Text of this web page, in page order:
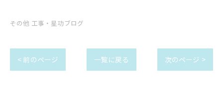
その他 工事・星功ブログ
< 前のページ 一覧に戻る 次のページ >